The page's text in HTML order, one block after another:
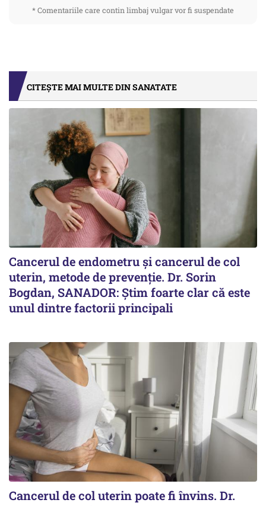
* Comentariile care contin limbaj vulgar vor fi suspendate
CITEȘTE MAI MULTE DIN SANATATE
Cancerul de endometru și cancerul de col
uterin, metode de prevenție. Dr. Sorin
Bogdan, SANADOR: Știm foarte clar că este
unul dintre factorii principali
Cancerul de col uterin poate fi învins. Dr.